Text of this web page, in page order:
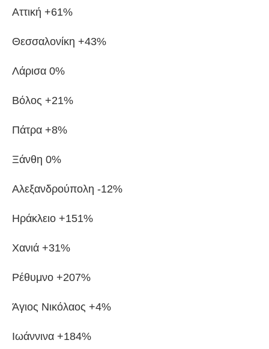
Αττική +61%
Θεσσαλονίκη +43%
Λάρισα 0%
Βόλος +21%
Πάτρα +8%
Ξάνθη 0%
Αλεξανδρούπολη -12%
Ηράκλειο +151%
Χανιά +31%
Ρέθυμνο +207%
Άγιος Νικόλαος +4%
Ιωάννινα +184%